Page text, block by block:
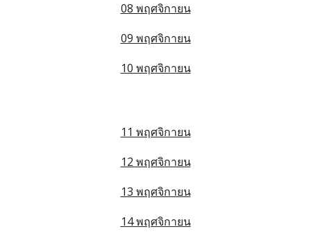
08 พฤศจิกายน
09 พฤศจิกายน
10 พฤศจิกายน
11 พฤศจิกายน
12 พฤศจิกายน
13 พฤศจิกายน
14 พฤศจิกายน